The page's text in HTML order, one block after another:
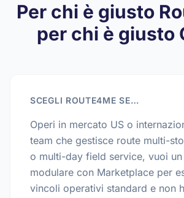
Per chi è giusto
per chi è giusto
SCEGLI ROUTE4ME SE…
Operi in mercato US o
team che gestisce route multi-
o multi-day field service, vuoi
modulare con Marketplace per
vincoli operativi standard e non